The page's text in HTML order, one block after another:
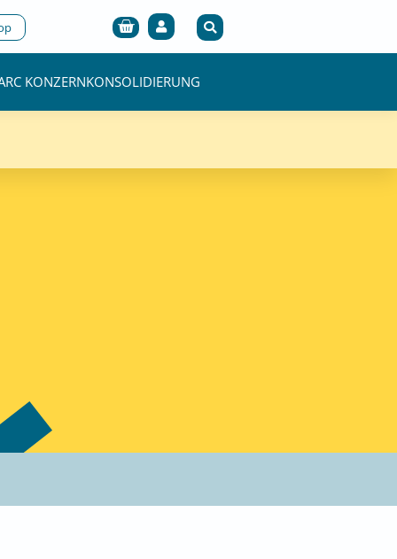
Cart
KONZERNKONSOLIDIERUNG